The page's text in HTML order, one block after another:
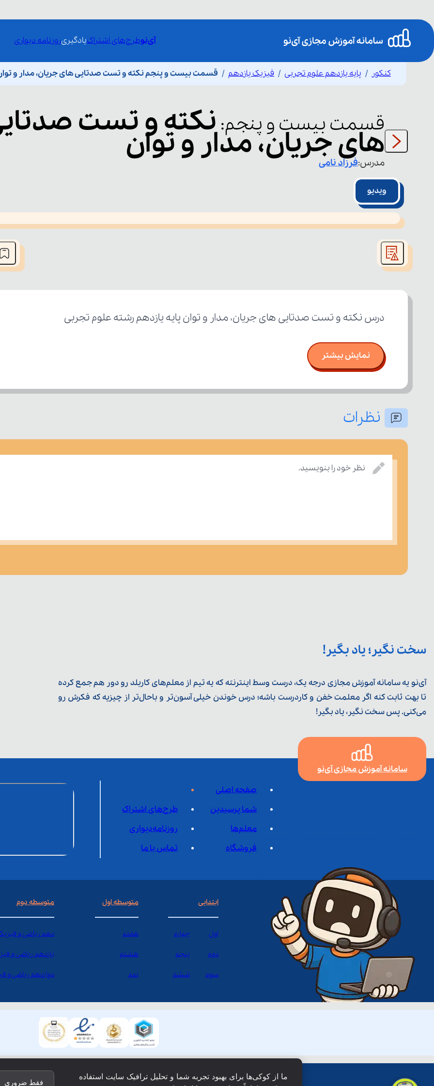
آی‌نوطرح‌های اشتراکیادگیریروزنامه دیواری
کنکور پایه یازدهم علوم تجربی فیزیک یازدهم قسمت بیست و پنجم نکته و تست صدتایی های جریان، مدار و
قسمت بیست و پنجم:نکته و تست
های جریان، مدار و توان
مدرس:فرزادنامی
ویدیو
This
is
window.
درس نکته و تست صدتایی های جریان، مدار و توان پایه یازدهم رشته علوم تجربی
نمایش بیشتر
نظرات
نظر خود را بنویسید.
سخت نگیر؛ یاد بگیر!
آی‌نو یه سامانه آموزش مجازی درجه یک، درست وسط اینترنته که یه تیم از معلم‌‌های کاربلد رو دور هم جمع کرده
تا بهت ثابت کنه اگر معلمت خفن و کاردرست باشه؛ درس خوندن خیلی آسون‌تر و باحال‌تر از چیزیه که فکرش رو
می‌کنی. پس سخت نگیر، یاد بگیر!
سامانه آموزش مجازی آی‌نو
صفحه اصلی
شما پرسیدین
طرح‌های اشتراک
معلم‌ها
روزنامه‌دیواری
فروشگاه
تماس با ما
ابتدایی
اول چهارم
دوم پنجم
سوم ششم
متوسطه اول
هفتم
هشتم
نهم
متوسطه دوم
دهم ریاضی و
یازدهم ریاضی و
دوازدهم ریاضی و
ما از کوکی‌ها برای بهبود تجربه شما و تحلیل ترافیک سایت استفاده
فقط ضروری